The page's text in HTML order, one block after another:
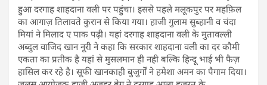
हुआ दरगाह शाहदाना वली पर पहुंचा। इससे पहले मलूकपुर पर महफ़िल
का आगाज़ तिलावते कुरान से किया गया। हाजी गुलाम सुब्हानी व चंदा
मियां ने मिलाद ए पाक पढ़ी। यहां दरगाह शाहदाना वली के मुतावल्ली
अब्दुल वाजिद खान नूरी ने कहा कि सरकार शाहदाना वली का दर कौमी
एकता का प्रतीक है यहां से मुसलमान ही नही बल्कि हिन्दू भाई भी फैज़
हासिल कर रहे है। सूफी खानकाही बुजुर्गों ने हमेशा अमन का पैगाम दिया।